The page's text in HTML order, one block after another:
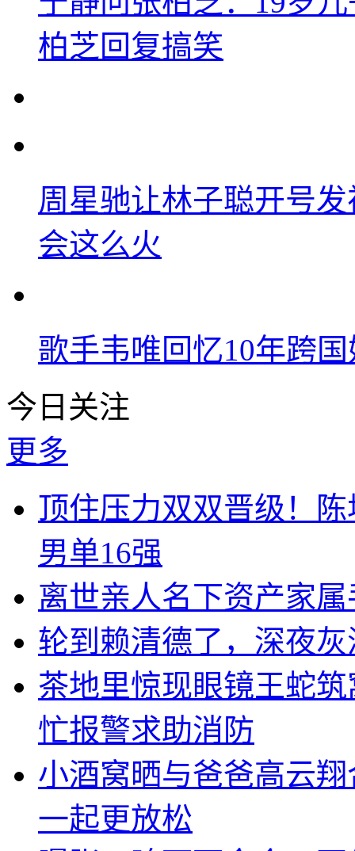
柏芝回复搞笑
周星驰让林子聪开号
会这么火
歌手韦唯回忆10年跨
今日关注
更多
顶住压力双双晋级！
男单16强
离世亲人名下资产家
轮到赖清德了，深夜灰
茶地里惊现眼镜王蛇
忙报警求助消防
小酒窝晒与爸爸高云
一起更放松